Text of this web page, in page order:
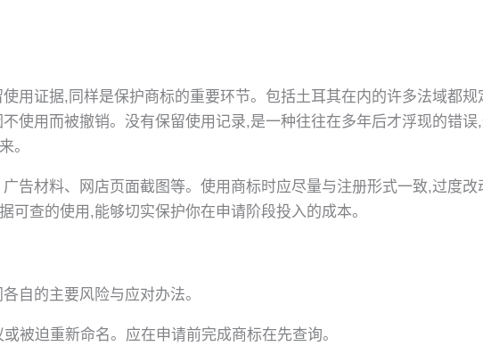
用证据,同样是保护商标的重要环节。包括土耳其在内的许多法域都
使用而被撤销。没有保留使用记录,是一种往往在多年后才浮现的错误
。
告材料、网店页面截图等。使用商标时应尽量与注册形式一致,过度改
可查的使用,能够切实保护你在申请阶段投入的成本。
自的主要风险与应对办法。
被迫重新命名。应在申请前完成商标在先查询。